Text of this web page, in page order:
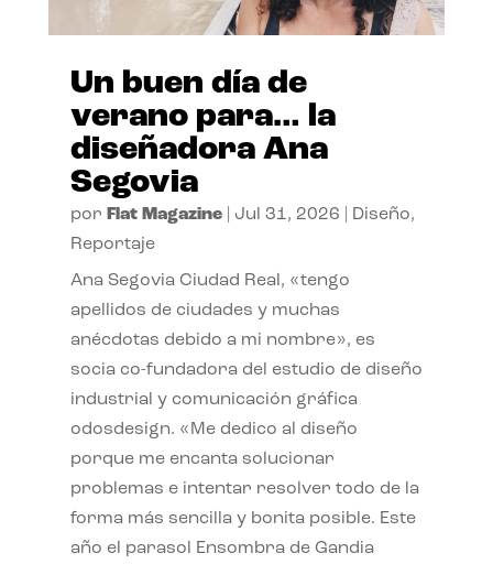
Un buen día de
verano para… la
diseñadora Ana
Segovia
por Flat Magazine| Jul 31, 2026 Diseño,
Reportaje
Ana Segovia Ciudad Real, «tengo
apellidos de ciudades y muchas
anécdotas debido a mi nombre», es
socia co-fundadora del estudio de diseño
industrial y comunicación gráfica
odosdesign. «Me dedico al diseño
porque me encanta solucionar
problemas e intentar resolver todo de la
forma más sencilla y bonita posible. Este
año el parasol Ensombra de Gandia